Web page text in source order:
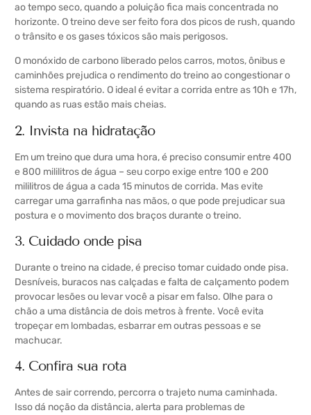
ao tempo seco, quando a poluição fica mais concentrada no
horizonte. O treino deve ser feito fora dos picos de rush, quando
o trânsito e os gases tóxicos são mais perigosos.
O monóxido de carbono liberado pelos carros, motos, ônibus e
caminhões prejudica o rendimento do treino ao congestionar o
sistema respiratório. O ideal é evitar a corrida entre as 10h e 17h,
quando as ruas estão mais cheias.
2. Invista na hidratação
Em um treino que dura uma hora, é preciso consumir entre 400
e 800 mililitros de água – seu corpo exige entre 100 e 200
mililitros de água a cada 15 minutos de corrida. Mas evite
carregar uma garrafinha nas mãos, o que pode prejudicar sua
postura e o movimento dos braços durante o treino.
3. Cuidado onde pisa
Durante o treino na cidade, é preciso tomar cuidado onde pisa.
Desníveis, buracos nas calçadas e falta de calçamento podem
provocar lesões ou levar você a pisar em falso. Olhe para o
chão a uma distância de dois metros à frente. Você evita
tropeçar em lombadas, esbarrar em outras pessoas e se
machucar.
4. Confira sua rota
Antes de sair correndo, percorra o trajeto numa caminhada.
Isso dá noção da distância, alerta para problemas de